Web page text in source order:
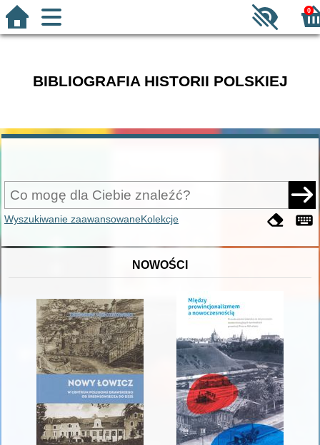
0
BIBLIOGRAFIA HISTORII POLSKIEJ
Wyszukiwanie zaawansowaneKolekcje
NOWOŚCI